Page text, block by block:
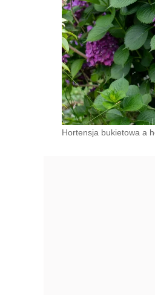
Hortensja bukietowa a